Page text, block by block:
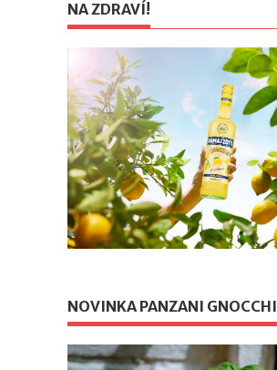
NA ZDRAVÍ!
NOVINKA PANZANI GNOCCHI